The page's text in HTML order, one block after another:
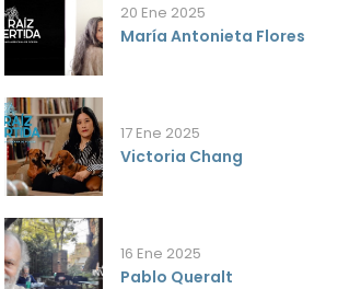
20 Ene 2025
María Antonieta Flores
17 Ene 2025
Victoria Chang
16 Ene 2025
Pablo Queralt